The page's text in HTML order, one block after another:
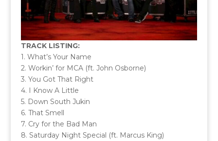
TRACK LISTING:
1. What’s Your Name
2. Workin’ for MCA (ft. John Osborne)
3. You Got That Right
4. I Know A Little
5. Down South Jukin
6. That Smell
7. Cry for the Bad Man
8. Saturday Night Special (ft. Marcus King)